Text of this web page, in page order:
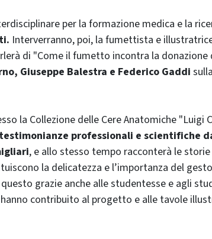
per la formazione medica e la
Interverranno, poi, la fumettista e
di "Come il fumetto incontra la donazione
Giuseppe Balestra e Federico Gaddi
la Collezione delle Cere Anatomiche "Luigi
professionali e scientifiche
, e allo stesso tempo racconterà le
la delicatezza e l’importanza del
grazie anche alle studentesse e agli
contribuito al progetto e alle tavole